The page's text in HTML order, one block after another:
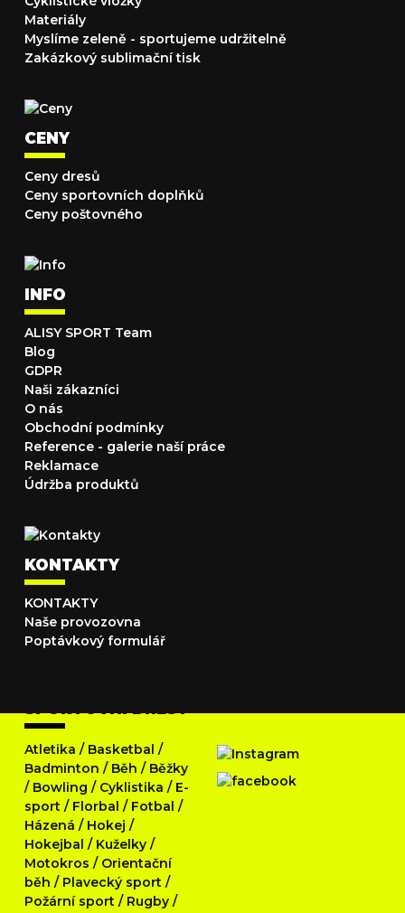
Materiály
Myslíme zeleně - sportujeme udržitelně
Zakázkový sublimační tisk
CENY
Ceny dresů
Ceny sportovních doplňků
Ceny poštovného
INFO
ALISY SPORT Team
Blog
GDPR
Naši zákazníci
O nás
Obchodní podmínky
Reference - galerie naší práce
Reklamace
Údržba produktů
KONTAKTY
KONTAKTY
Naše provozovna
Poptávkový formulář
SPORTOVNÍ DRESY
Atletika / Basketbal /
Badminton / Běh / Běžky
/ Bowling / Cyklistika / E-
sport / Florbal / Fotbal /
Házená / Hokej /
Hokejbal / Kuželky /
Motokros / Orientační
běh / Plavecký sport /
Požární sport / Rugby /